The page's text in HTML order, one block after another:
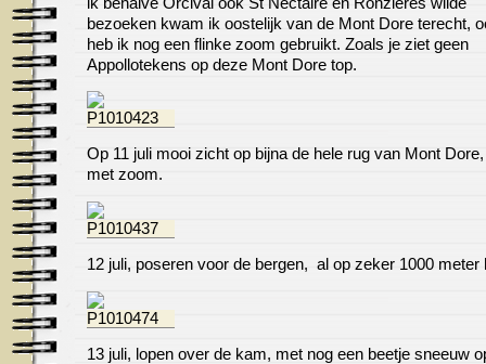
bezoeken kwam ik oostelijk van de Mont Dore terecht,
heb ik nog een flinke zoom gebruikt. Zoals je ziet geen
Appollotekens op deze Mont Dore top.
Op 11 juli mooi zicht op bijna de hele rug van Mont
met zoom.
12 juli, poseren voor de bergen, al op zeker 1000 meter
13 juli, lopen over de kam, met nog een beetje sneeuw